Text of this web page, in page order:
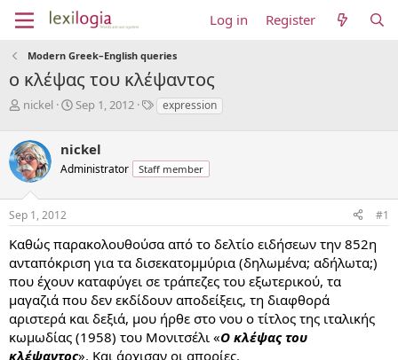
Log in Register
Modern Greek–English queries
ο κλέψας του κλέψαντος
T
e
a
d
s
t
a
r
t
e
r
nickel
S
r
t
a
e
Sep 1, 2012
Texpression
nickel
Administrator Staff member
Sep 1, 2012 #1
Καθώς παρακολουθούσα από το δελτίο ειδήσεων την 852η
ανταπόκριση για τα δισεκατομμύρια (δηλωμένα; αδήλωτα;)
που έχουν καταφύγει σε τράπεζες του εξωτερικού, τα
μαγαζιά που δεν εκδίδουν αποδείξεις, τη διαφθορά
αριστερά και δεξιά, μου ήρθε στο νου ο τίτλος της ιταλικής
κωμωδίας (1958) του Μονιτσέλι «Ο κλέψας του
κλέψαντος». Και άρχισαν οι απορίες.